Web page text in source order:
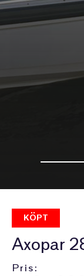
KÖPT
Axopar
Pris: